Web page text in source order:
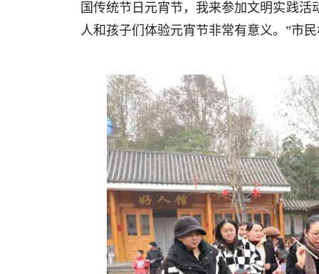
国传统节日元宵节，我来参加文明实践
人和孩子们体验元宵节非常有意义。”市